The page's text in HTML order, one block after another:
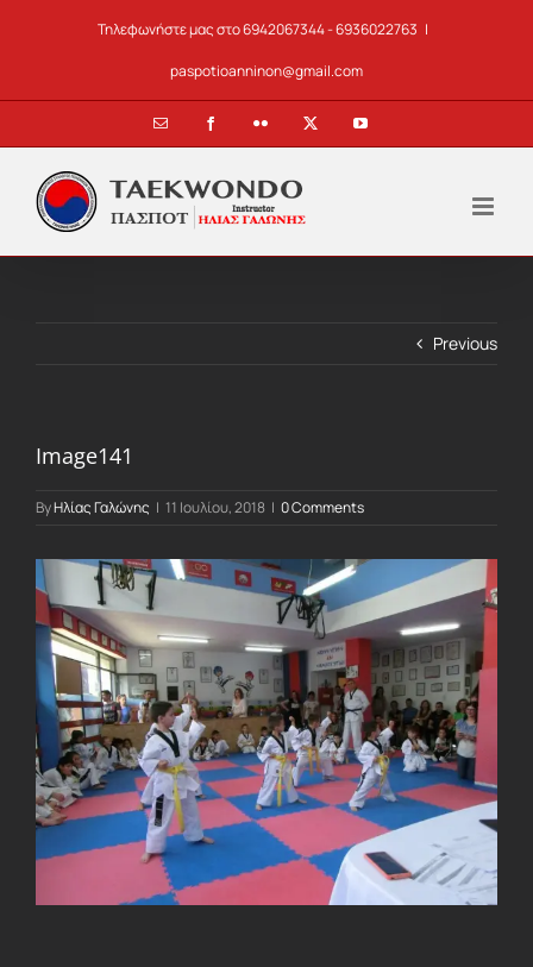
Τηλεφωνήστε μας στο 6942067344 - 6936022763 |
paspotioanninon@gmail.com
Email FacebookFlickr YouTube
Previous
Image141
ByΗλίας Γαλώνης | 11 Ιουλίου, 2018 | 0 Comments